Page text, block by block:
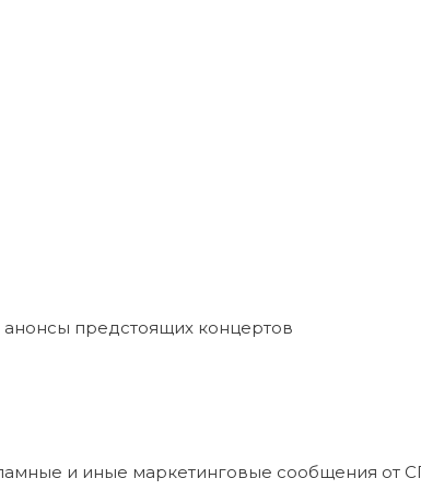
предстоящих концертов
и иные маркетинговые сообщения от